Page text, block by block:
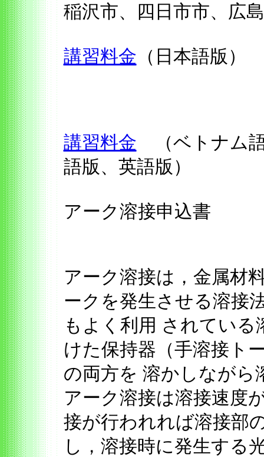
稲沢市、四日市市、広
講習料金 （日本語版）
講習料金 （ベトナム
語版、英語版）
アーク溶接申込書
アーク溶接は，金属材
ークを発生させる溶接
もよく利用 されてい
けた保持器（手溶接ト
の両方を 溶かしながら
アーク溶接は溶接速度
接が行われれば溶接部
し，溶接時に発生する